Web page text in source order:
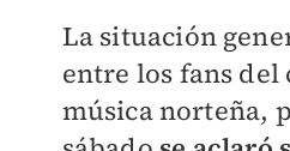
La situación
entre los fans del
música norteña,